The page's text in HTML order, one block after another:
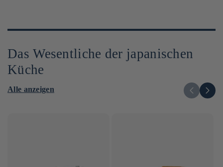
Das Wesentliche der japanischen
Küche
Alle anzeigen